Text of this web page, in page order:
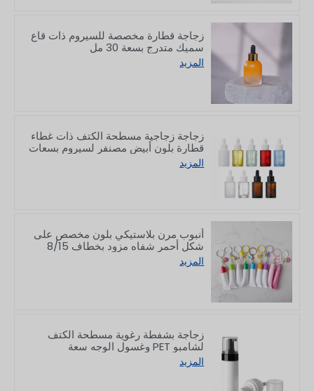
زجاجة قطارة مخصصة للسيروم ذات قاع
سميك متدرج بسعة 30 مل
المزيد
زجاجة زجاجية مسطحة الكتف ذات غطاء
قطارة بلون أبيض مصنفر لسيروم بسعات
10/30/50/60/80/100 مل
المزيد
أنبوب مرن بلاستيكي بلون مخصص على
شكل أحمر شفاه مزود بخطاف 8/15
جرام
المزيد
زجاجة بشفطة رغوية مسطحة الكتف
لشامبو PET وغسول الوجه سعة
150/200 مل
المزيد